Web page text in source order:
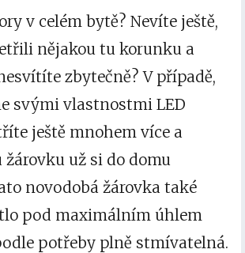
v celém bytě? Nevíte ještě,
nějakou tu korunku a
zbytečně? V případě,
svými vlastnostmi LED
ještě mnohem více a
už si do domu
novodobá žárovka také
pod maximálním úhlem
potřeby plně stmívatelná.